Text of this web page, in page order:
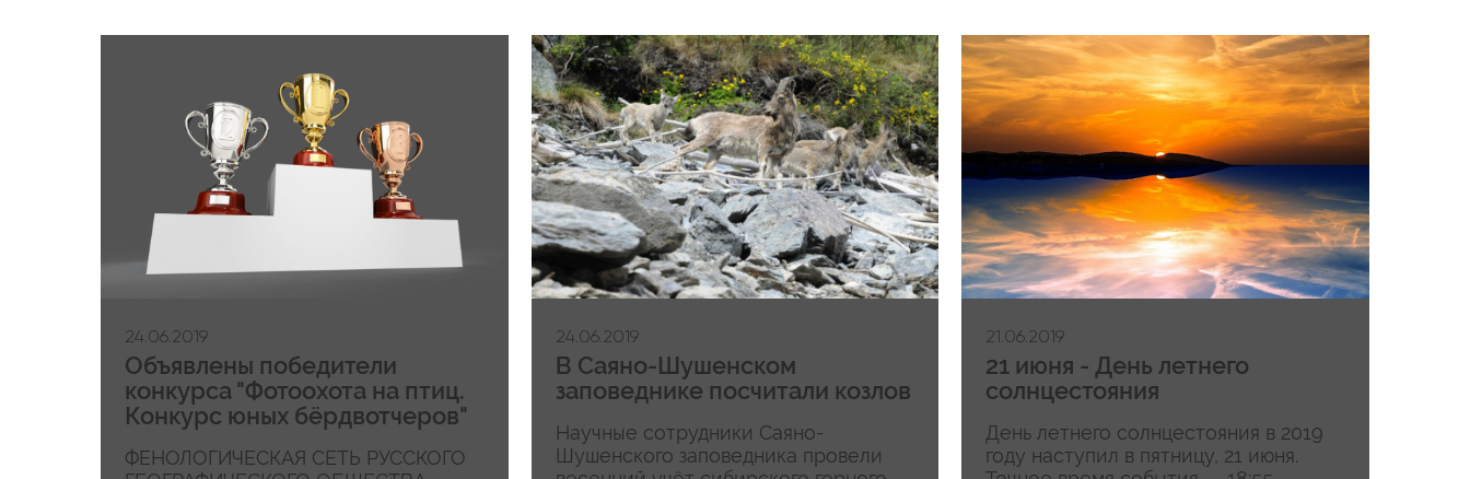
24.06.2019
Объявлены победители
конкурса "Фотоохота на птиц.
Конкурс юных бёрдвотчеров"
ФЕНОЛОГИЧЕСКАЯ СЕТЬ РУССКОГО
24.06.2019
В Саяно-Шушенском
заповеднике посчитали козлов
Научные сотрудники Саяно-
Шушенского заповедника провели
21.06.2019
21 июня - День летнего
солнцестояния
День летнего солнцестояния в 2019
году наступил в пятницу, 21 июня.